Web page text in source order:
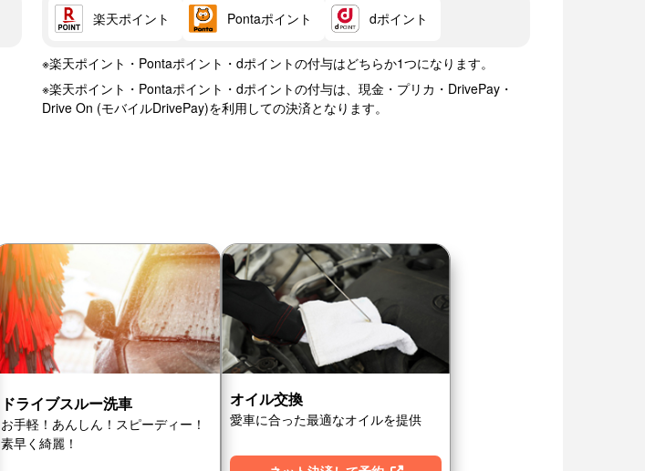
楽天ポイント Pontaポイント dポイント
※楽天ポイント・Pontaポイント・dポイントの付与はどちらか1つになります。
※楽天ポイント・Pontaポイント・dポイントの付与は、現金・プリカ・DrivePay・
Drive On (モバイルDrivePay)を利用しての決済となります。
ドライブスルー洗車
お手軽！あんしん！スピーディー！
素早く綺麗！
オイル交換
愛車に合った最適なオイルを提供